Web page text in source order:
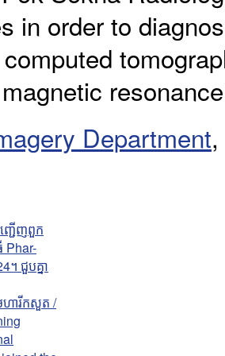
in order to
Department,
ជើញពួក
Phar-
។ ជួបគ្នា
ហារីកសួត /